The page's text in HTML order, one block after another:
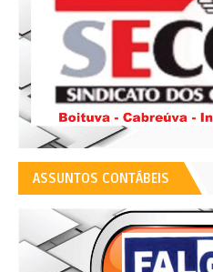
ASSUNTOS CONTÁBEIS